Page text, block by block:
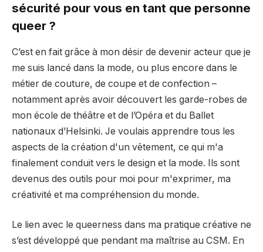
sécurité pour vous en tant que personne
queer ?
C’est en fait grâce à mon désir de devenir acteur que je
me suis lancé dans la mode, ou plus encore dans le
métier de couture, de coupe et de confection –
notamment après avoir découvert les garde-robes de
mon école de théâtre et de l’Opéra et du Ballet
nationaux d’Helsinki. Je voulais apprendre tous les
aspects de la création d'un vêtement, ce qui m'a
finalement conduit vers le design et la mode. Ils sont
devenus des outils pour moi pour m'exprimer, ma
créativité et ma compréhension du monde.
Le lien avec le queerness dans ma pratique créative ne
s’est développé que pendant ma maîtrise au CSM. En